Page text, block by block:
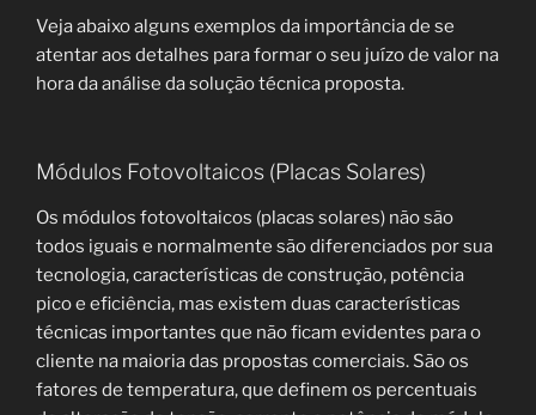
Veja abaixo alguns exemplos da importância de se
atentar aos detalhes para formar o seu juízo de valor na
hora da análise da solução técnica proposta.
Módulos Fotovoltaicos (Placas Solares)
Os módulos fotovoltaicos (placas solares) não são
todos iguais e normalmente são diferenciados por sua
tecnologia, características de construção, potência
pico e eficiência, mas existem duas características
técnicas importantes que não ficam evidentes para o
cliente na maioria das propostas comerciais. São os
fatores de temperatura, que definem os percentuais